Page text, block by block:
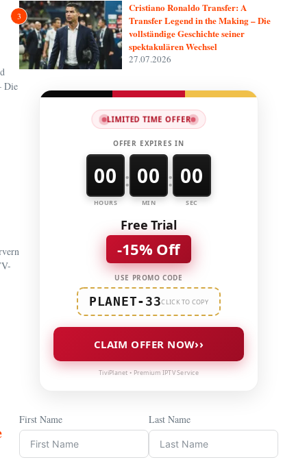
Die
3
Cristiano Ronaldo Transfer: A
Transfer Legend in the Making – Die
vollständige Geschichte seiner
spektakulären Wechsel
27.07.2026
LIMITED TIME OFFER
OFFER EXPIRES IN
00
HOURS
: 00
MIN
: 00
SEC
Free Trial
-15% Off
USE PROMO CODE
PLANET-33CLICK TO COPY
CLAIM OFFER NOW››
TiviPlanet • Premium IPTV Service
First Name Last Name